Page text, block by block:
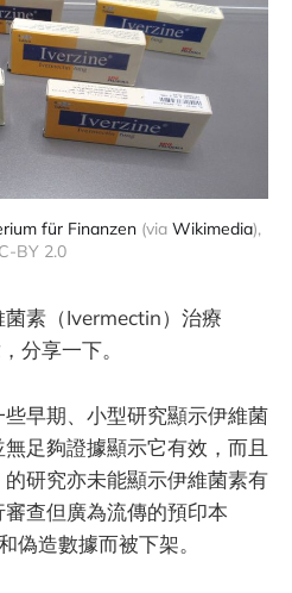
für Finanzen (via Wikimedia),
BY 2.0
素（Ivermectin）治療
分享一下。
早期、小型研究顯示伊維菌
足夠證據顯示它有效，而且
研究亦未能顯示伊維菌素有
查但廣為流傳的預印本
偽造數據而被下架。